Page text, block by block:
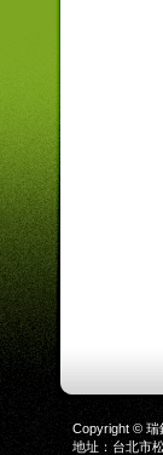
Copyright © 瑞
地址：台北市